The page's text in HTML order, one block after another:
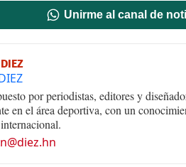
Unirme al canal de
por periodistas, editores y
en el área deportiva, con un